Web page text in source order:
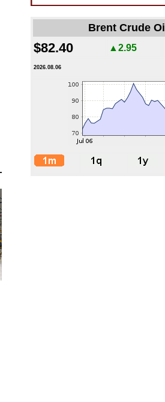
Brent Crude Oil
$82.40 ▲2.95
2026.08.06